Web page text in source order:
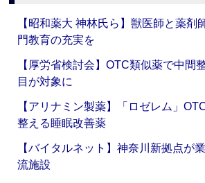
【昭和薬大 神林氏ら】獣医師と薬剤
門教育の充実を
【厚労省検討会】OTC類似薬で中間
目が対象に
【アリナミン製薬】「ロゼレム」
整える睡眠改善薬
【バイタルネット】神奈川新拠点が
流施設